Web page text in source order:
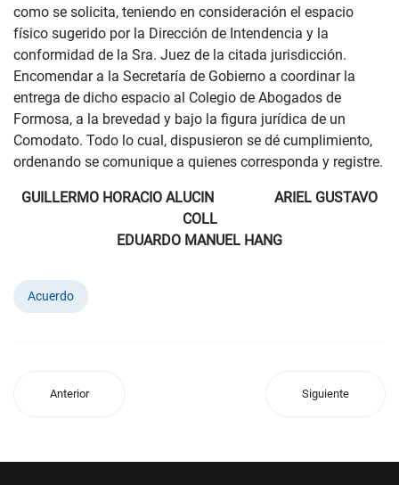
como se solicita, teniendo en consideración el espacio
físico sugerido por la Dirección de Intendencia y la
conformidad de la Sra. Juez de la citada jurisdicción.
Encomendar a la Secretaría de Gobierno a coordinar la
entrega de dicho espacio al Colegio de Abogados de
Formosa, a la brevedad y bajo la figura jurídica de un
Comodato. Todo lo cual, dispusieron se dé cumplimiento,
ordenando se comunique a quienes corresponda y registre.
GUILLERMO HORACIO ALUCIN ARIEL GUSTAVO
COLL
EDUARDO MANUEL HANG
Acuerdo
Anterior Siguiente